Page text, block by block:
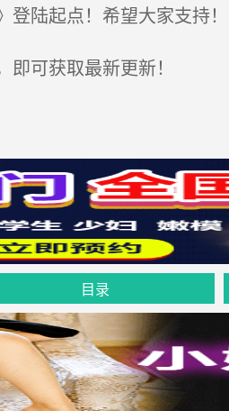
陆起点！希望大家支持！
可获取最新更新！
目录